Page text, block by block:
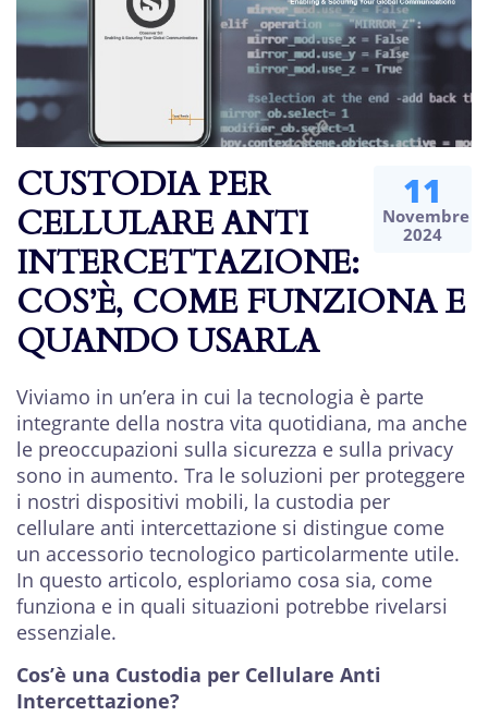
11
Novembre
2024
CUSTODIA PER
CELLULARE ANTI
INTERCETTAZIONE:
COS’È, COME FUNZIONA E
QUANDO USARLA
Viviamo in un’era in cui la tecnologia è parte
integrante della nostra vita quotidiana, ma anche
le preoccupazioni sulla sicurezza e sulla privacy
sono in aumento. Tra le soluzioni per proteggere
i nostri dispositivi mobili, la custodia per
cellulare anti intercettazione si distingue come
un accessorio tecnologico particolarmente utile.
In questo articolo, esploriamo cosa sia, come
funziona e in quali situazioni potrebbe rivelarsi
essenziale.
Cos’è una Custodia per Cellulare Anti
Intercettazione?